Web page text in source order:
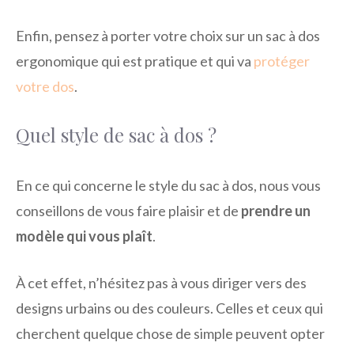
Enfin, pensez à porter votre choix sur un sac à dos
ergonomique qui est pratique et qui va protéger
votre dos.
Quel style de sac à dos ?
En ce qui concerne le style du sac à dos, nous vous
conseillons de vous faire plaisir et de prendre un
modèle qui vous plaît.
À cet effet, n’hésitez pas à vous diriger vers des
designs urbains ou des couleurs. Celles et ceux qui
cherchent quelque chose de simple peuvent opter